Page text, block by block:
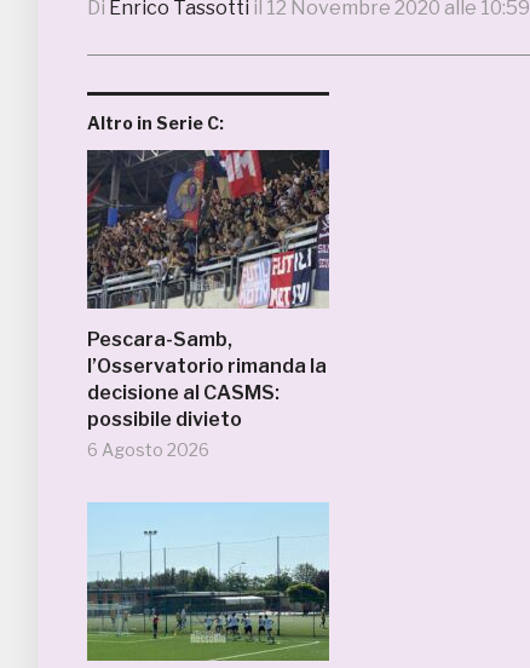
Di Enrico Tassotti il 12 Novembre 2020 alle 10:59
Altro in Serie C:
Pescara-Samb,
l’Osservatorio rimanda la
decisione al CASMS:
possibile divieto
6 Agosto 2026